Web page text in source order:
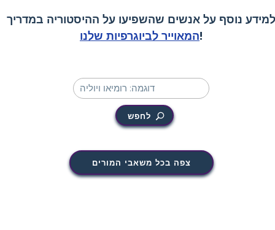
למידע נוסף על אנשים שהשפיעו על ההיסטוריה במדריך
המאוייר לביוגרפיות שלנו!
לחפש
צפה בכל משאבי המורים